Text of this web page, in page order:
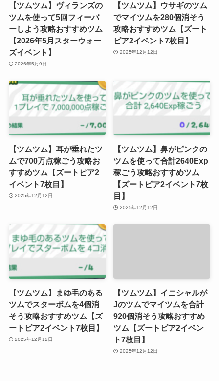
【ツムツム】ヴィランズの
ツムを使って5回フィーバ
ーしよう攻略おすすめツム
【2026年5月スターウォー
ズイベント】
2026年5月9日
【ツムツム】ウサギのツム
でマイツムを280個消そう
攻略おすすめツム【ズート
ピア2イベント7枚目】
2025年12月12日
【ツムツム】耳が垂れたツ
ムで700万点稼ごう攻略お
すすめツム【ズートピア2
イベント7枚目】
2025年12月12日
【ツムツム】鼻がピンクの
ツムを使って合計2640Exp
稼ごう攻略おすすめツム
【ズートピア2イベント7枚
目】
2025年12月12日
【ツムツム】まゆ毛のある
ツムでスターボムを4個消
そう攻略おすすめツム【ズ
ートピア2イベント7枚目】
2025年12月12日
【ツムツム】イニシャルが
Jのツムでマイツムを合計
920個消そう攻略おすすめ
ツム【ズートピア2イベン
ト7枚目】
2025年12月12日